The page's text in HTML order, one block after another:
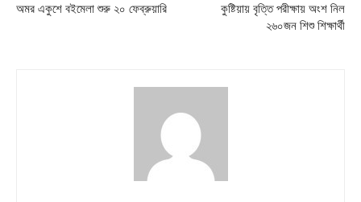
অমর একুশে বইমেলা শুরু ২০ ফেব্রুয়ারি
কুষ্টিয়ায় বৃত্তি পরীক্ষায় অংশ নিল
২৬০জন শিশু শিক্ষার্থী